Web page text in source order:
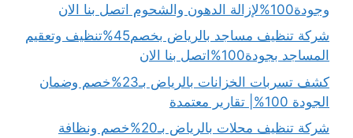
وجودة100%لإزالة الدهون والشحوم اتصل بنا الان
شركة تنظيف مساجد بالرياض بخصم45%تنظيف وتعقيم
المساجد بجودة100%اتصل بنا الان
كشف تسربات الخزانات بالرياض بـ23%خصم وضمان
الجودة 100%| تقارير معتمدة
شركة تنظيف محلات بالرياض بـ20%خصم ونظافة